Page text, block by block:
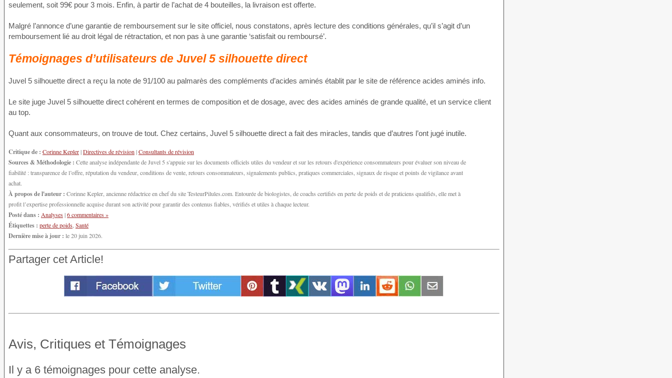
seulement, soit 99€ pour 3 mois. Enfin, à partir de l’achat de 4 bouteilles, la livraison est offerte.
Malgré l’annonce d’une garantie de remboursement sur le site officiel, nous constatons, après lecture des conditions générales, qu’il s’agit d’un
remboursement lié au droit légal de rétractation, et non pas à une garantie ‘satisfait ou remboursé’.
Témoignages d’utilisateurs de Juvel 5 silhouette direct
Juvel 5 silhouette direct a reçu la note de 91/100 au palmarès des compléments d’acides aminés établit par le site de référence acides aminés info.
Le site juge Juvel 5 silhouette direct cohérent en termes de composition et de dosage, avec des acides aminés de grande qualité, et un service client
au top.
Quant aux consommateurs, on trouve de tout. Chez certains, Juvel 5 silhouette direct a fait des miracles, tandis que d’autres l’ont jugé inutile.
Critique de : Corinne Kepler|Directives de révision|Consultants de révision
Sources & Méthodologie : Cette analyse indépendante de Juvel 5 s'appuie sur les documents officiels utiles du vendeur et sur les retours d'expérience consommateurs pour évaluer son niveau de
fiabilité : transparence de l’offre, réputation du vendeur, conditions de vente, retours consommateurs, signalements publics, pratiques commerciales, signaux de risque et points de vigilance avant
achat.
À propos de l'auteur : Corinne Kepler, ancienne rédactrice en chef du site TesteurPilules.com. Entourée de biologistes, de coachs certifiés en perte de poids et de praticiens qualifiés, elle met à
profit l’expertise professionnelle acquise durant son activité pour garantir des contenus fiables, vérifiés et utiles à chaque lecteur.
Posté dans : Analyses|6 commentaires »
Étiquettes : perte de poids Santé
Dernière mise à jour : le 20 juin 2026.
Partager cet Article!
Avis, Critiques et Témoignages
Il y a 6 témoignages pour cette analyse.